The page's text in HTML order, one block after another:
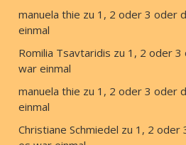
manuela thie zu 1, 2 oder 3 oder
einmal
Romilia Tsavtaridis zu 1, 2 oder 3
war einmal
manuela thie zu 1, 2 oder 3 oder
einmal
Christiane Schmiedel zu 1, 2 oder